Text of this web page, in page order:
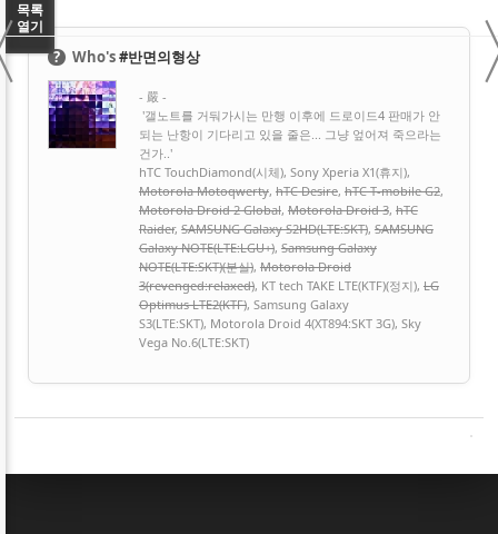
? Who's#반면의형상
- 嚴 -
'갤노트를 거둬가시는 만행 이후에 드로이드4 판매가 안
되는 난항이 기다리고 있을 줄은... 그냥 엎어져 죽으라는
건가..'
hTC TouchDiamond(시체), Sony Xperia X1(휴지),
Motorola Motoqwerty, hTC Desire, hTC T-mobile G2,
Motorola Droid 2 Global, Motorola Droid 3, hTC
Raider, SAMSUNG Galaxy S2HD(LTE:SKT), SAMSUNG
Galaxy NOTE(LTE:LGU+), Samsung Galaxy
NOTE(LTE:SKT)(분실), Motorola Droid
3(revenged:relaxed), KT tech TAKE LTE(KTF)(정지), LG
Optimus LTE2(KTF), Samsung Galaxy
S3(LTE:SKT), Motorola Droid 4(XT894:SKT 3G), Sky
Vega No.6(LTE:SKT)
목록
열기